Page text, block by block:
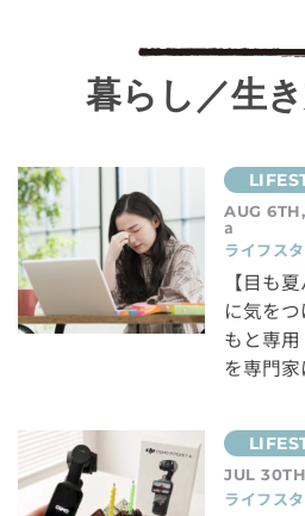
暮らし／生
AUG
a
ライフス
【目も
に気を
もと専
を専門
JUL
ライフス